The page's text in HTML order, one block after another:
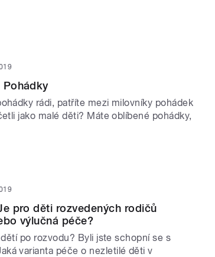
Pohádky
rádi, patříte mezi milovníky pohádek
jako malé děti? Máte oblíbené pohádky,
pro děti rozvedených rodičů
výlučná péče?
po rozvodu? Byli jste schopní se s
varianta péče o nezletilé děti v